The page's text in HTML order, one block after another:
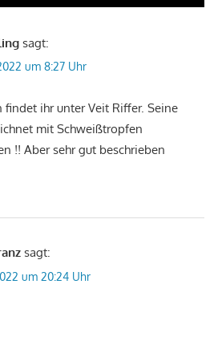
sagt:
um 8:27 Uhr
findet ihr unter Veit Riffer. Seine
mit Schweißtropfen
!! Aber sehr gut beschrieben
sagt:
um 20:24 Uhr